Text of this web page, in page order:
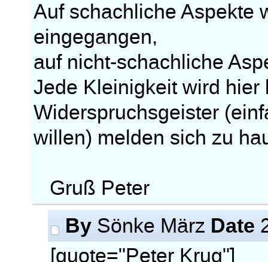
Auf schachliche Aspekte
eingegangen,
auf nicht-schachliche
Jede Kleinigkeit wird hier
Widerspruchsgeister
willen) melden sich zu
Gruß Peter
By Sönke März Date
[quote="Peter Krug"]